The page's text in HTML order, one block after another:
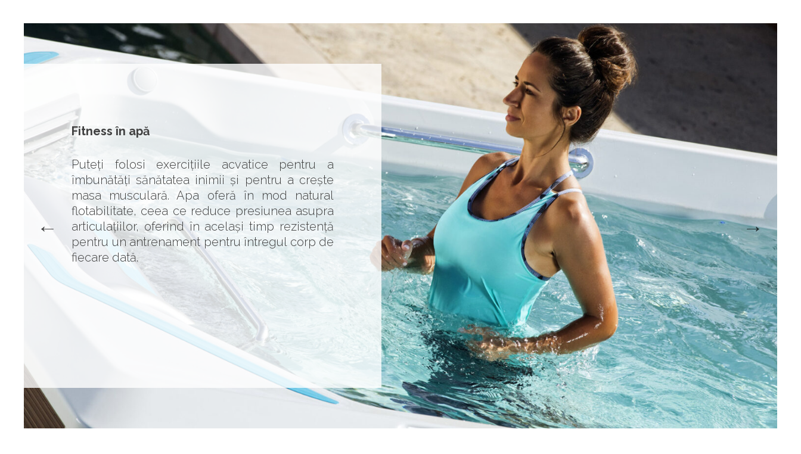
Fitness în apă
Puteți folosi exercițiile acvatice pentru a
îmbunătăți sănătatea inimii și pentru a crește
masa musculară. Apa oferă în mod natural
flotabilitate, ceea ce reduce presiunea asupra
articulațiilor, oferind în același timp rezistență
pentru un antrenament pentru întregul corp de
fiecare dată.